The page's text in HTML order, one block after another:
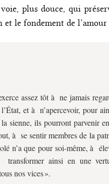
plus douce, qui
et le fondement de l’amour
assez tôt à ne jamais
et à n’apercevoir, pour
sienne, ils pourront parvenir
à se sentir membres de la
n’a que pour soi-même, à
ainsi en une
nos vices ».